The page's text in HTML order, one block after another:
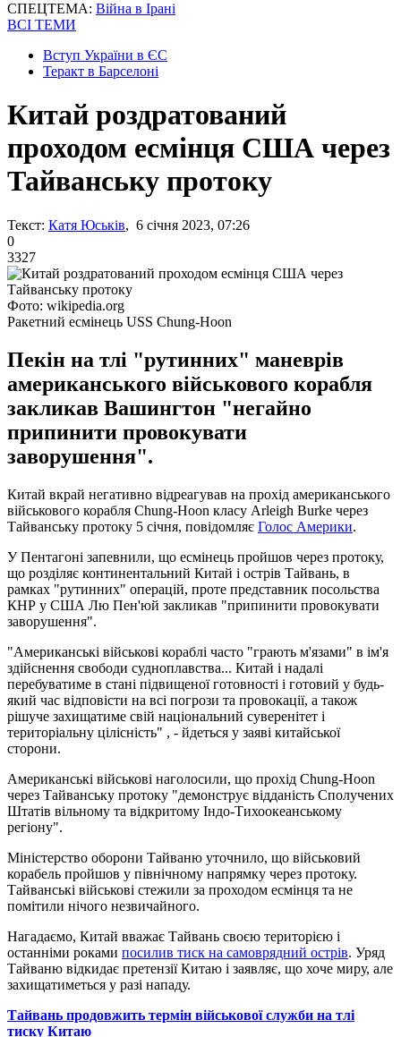
СПЕЦТЕМА: Війна в Ірані
ВСІ ТЕМИ
Вступ України в ЄС
Теракт в Барселоні
Китай роздратований
проходом есмінця США через
Тайванську протоку
Текст: Катя Юськів, 6 січня 2023, 07:26
0
3327
Фото: wikipedia.org
Ракетний есмінець USS Chung-Hoon
Пекін на тлі "рутинних" маневрів
американського військового корабля
закликав Вашингтон "негайно
припинити провокувати
заворушення".
Китай вкрай негативно відреагував на прохід американського
військового корабля Chung-Hoon класу Arleigh Burke через
Тайванську протоку 5 січня, повідомляє Голос Америки.
У Пентагоні запевнили, що есмінець пройшов через протоку,
що розділяє континентальний Китай і острів Тайвань, в
рамках "рутинних" операцій, проте представник посольства
КНР у США Лю Пен'юй закликав "припинити провокувати
заворушення".
"Американські військові кораблі часто "грають м'язами" в ім'я
здійснення свободи судноплавства... Китай і надалі
перебуватиме в стані підвищеної готовності і готовий у будь-
який час відповісти на всі погрози та провокації, а також
рішуче захищатиме свій національний суверенітет і
територіальну цілісність" , - йдеться у заяві китайської
сторони.
Американські військові наголосили, що прохід Chung-Hoon
через Тайванську протоку "демонструє відданість Сполучених
Штатів вільному та відкритому Індо-Тихоокеанському
регіону".
Міністерство оборони Тайваню уточнило, що військовий
корабель пройшов у північному напрямку через протоку.
Тайванські військові стежили за проходом есмінця та не
помітили нічого незвичайного.
Нагадаємо, Китай вважає Тайвань своєю територією і
останніми роками посилив тиск на самоврядний острів. Уряд
Тайваню відкидає претензії Китаю і заявляє, що хоче миру, але
захищатиметься у разі нападу.
Тайвань продовжить термін військової служби на тлі
тиску Китаю